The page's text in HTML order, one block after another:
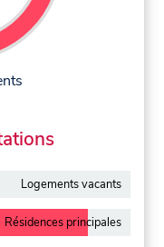
Logements vacants
Résidences principales